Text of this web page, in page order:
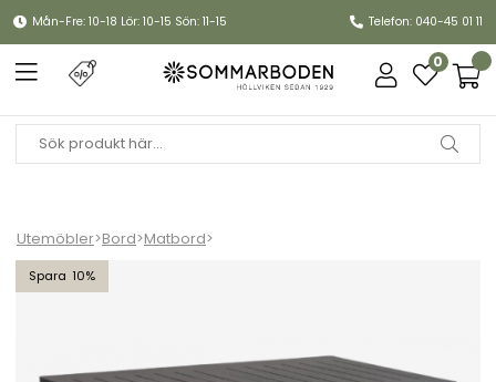
Mån-Fre: 10-18 Lör: 10-15 Sön: 11-15 Telefon: 040-45 01 11
0
Utemöbler>Bord>Matbord>
10
Lomma Small bord förlängningsbart 132/192x80 H73 cm - svart